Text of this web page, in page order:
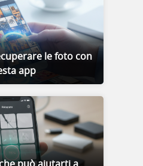
le foto con
app
può aiutarti a